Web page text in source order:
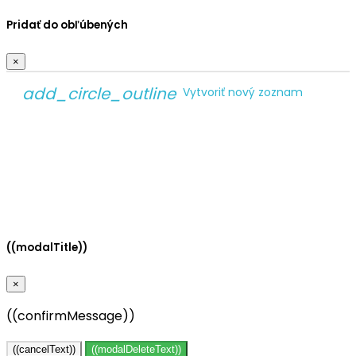
Pridať do obľúbených
×
add_circle_outline Vytvoriť nový zoznam
((modalTitle))
×
((confirmMessage))
((cancelText)) ((modalDeleteText))